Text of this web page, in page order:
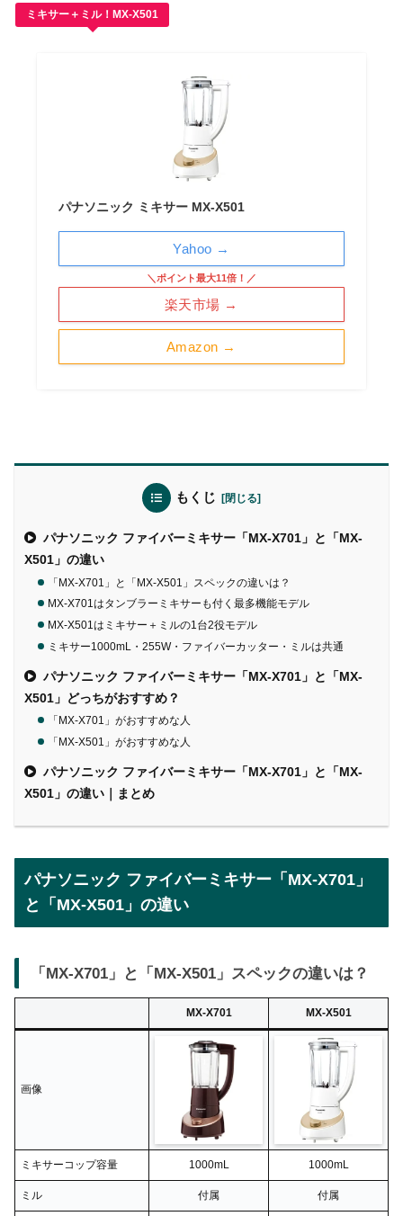
ミキサー＋ミル！MX-X501
パナソニック ミキサー MX-X501
Amazon →
＼ポイント最大11倍！／
楽天市場 →
Yahoo →
もくじ
パナソニック ファイバーミキサー「MX-X701」と「MX-
X501」の違い
「MX-X701」と「MX-X501」スペックの違いは？
MX-X701はタンブラーミキサーも付く最多機能モデル
MX-X501はミキサー＋ミルの1台2役モデル
ミキサー1000mL・255W・ファイバーカッター・ミルは共通
パナソニック ファイバーミキサー「MX-X701」と「MX-
X501」どっちがおすすめ？
「MX-X701」がおすすめな人
「MX-X501」がおすすめな人
パナソニック ファイバーミキサー「MX-X701」と「MX-
X501」の違い｜まとめ
パナソニック ファイバーミキサー「MX-X701」
と「MX-X501」の違い
「MX-X701」と「MX-X501」スペックの違いは？
MX-X701 MX-X501
画像
ミキサーコップ容量 1000mL 1000mL
ミル 付属 付属